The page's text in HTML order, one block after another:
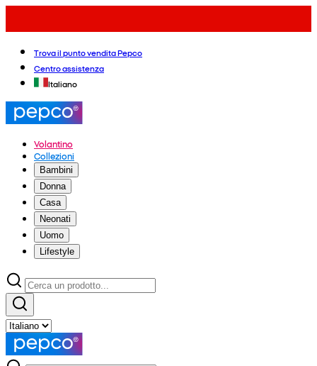
Trova il punto vendita Pepco
Centro assistenza
Italiano
Volantino
Collezioni
Bambini
Donna
Casa
Neonati
Uomo
Lifestyle